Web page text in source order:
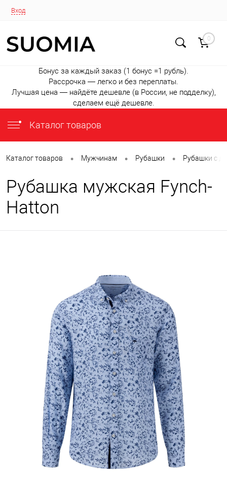
Вход
0
Бонус за каждый заказ (1 бонус =1 рубль).
Рассрочка — легко и без переплаты.
Лучшая цена — найдёте дешевле (в России, не подделку),
сделаем ещё дешевле.
Каталог товаров
Каталог товаров • Мужчинам • Рубашки • Рубашки с
Рубашка мужская Fynch-
Hatton